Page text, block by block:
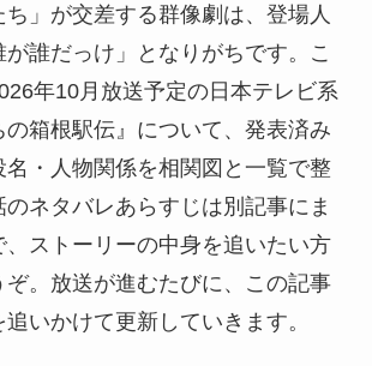
」が交差する群像劇は、登場人
誰だっけ」となりがちです。こ
年10月放送予定の日本テレビ系
の箱根駅伝』について、発表済み
・人物関係を相関図と一覧で整
ネタバレあらすじは別記事にま
、ストーリーの中身を追いたい方
ぞ。放送が進むたびに、この記事
いかけて更新していきます。